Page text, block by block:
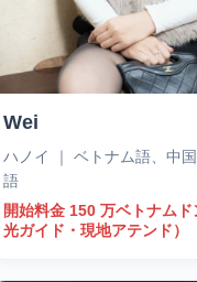
Wei
ハノイ ｜ ベトナム語、中
語
開始料金 150 万ベトナムド
光ガイド・現地アテンド）